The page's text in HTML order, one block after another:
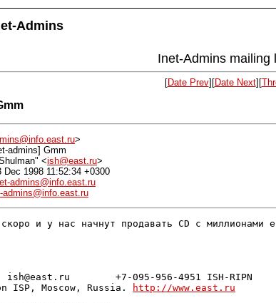
Admins
Inet-Admins mailing
[Date Prev][Date Next][
>
admins] Gmm
<ish@east.ru>
Dec 1998 11:52:34 +0300
admins@info.east.ru
admins@info.east.ru
и у нас начнут продавать CD с миллионами
ish@east.ru        +7-095-956-4951 ISH-RIPN
ISP, Moscow, Russia.
http://www.east.ru